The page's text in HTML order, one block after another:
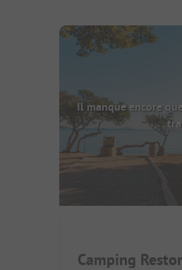
Il manque encore
Camping